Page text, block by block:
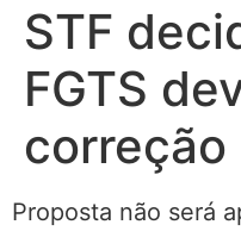
STF
FGTS
correção
Proposta não será